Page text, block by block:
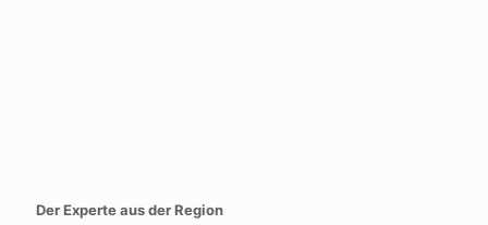
Der Experte aus der Region